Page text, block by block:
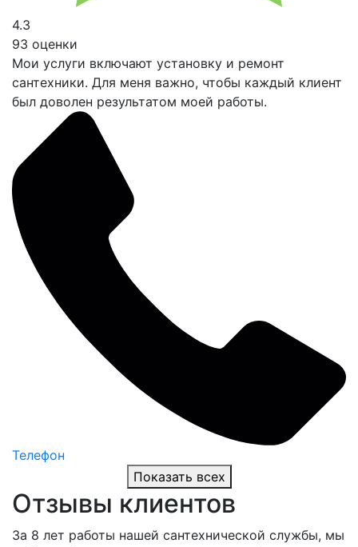
4.3
93 оценки
Мои услуги включают установку и ремонт
сантехники. Для меня важно, чтобы каждый клиент
был доволен результатом моей работы.
Телефон
Показать всех
Отзывы клиентов
За 8 лет работы нашей сантехнической службы, мы